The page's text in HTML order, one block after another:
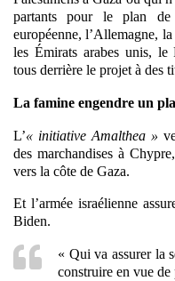
partants pour le plan de
européenne, l’Allemagne,
les Émirats arabes unis,
tous derrière le projet à des
La famine engendre un
L’« initiative Amalthea »
des marchandises à
vers la côte de Gaza.
Et l’armée israélienne
Biden.
« Qui va assurer la
construire en vue de